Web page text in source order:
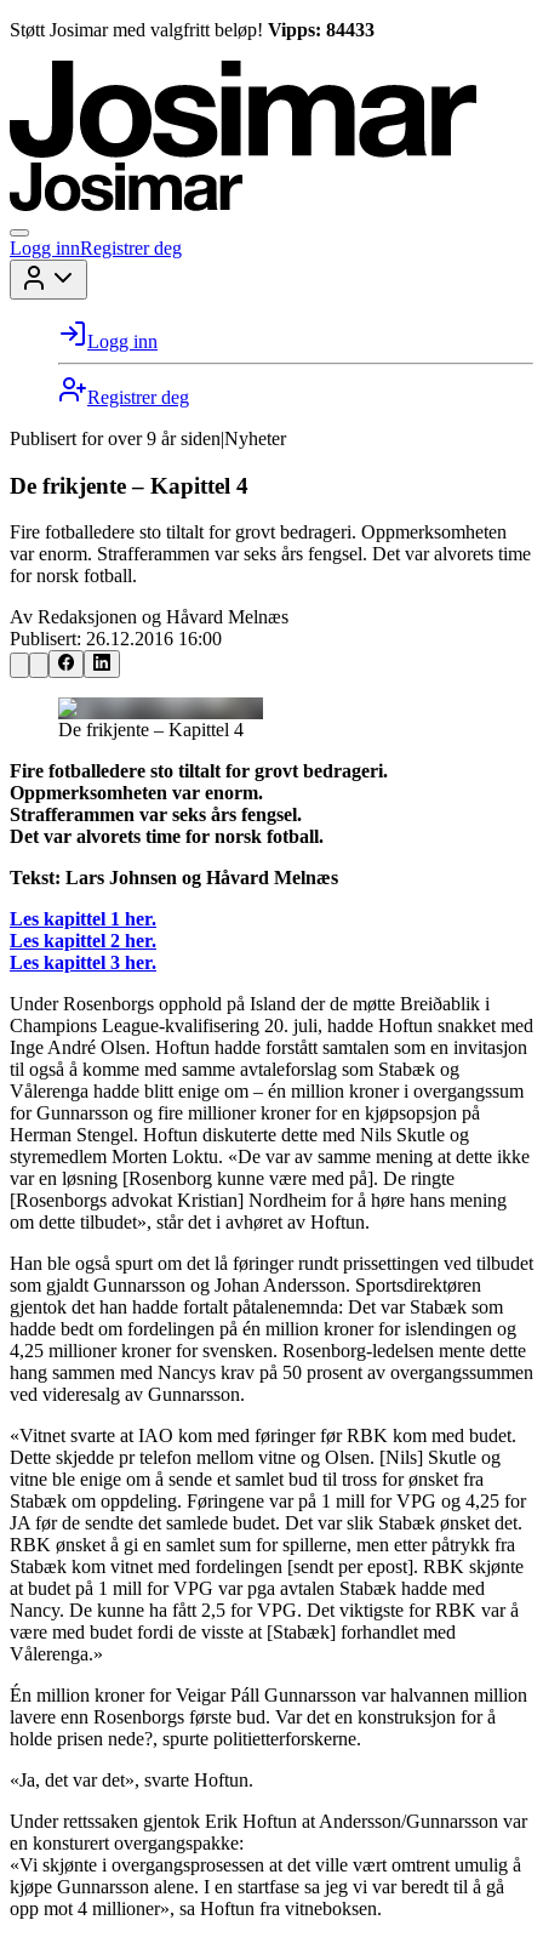
Støtt Josimar med valgfritt beløp! Vipps: 84433
Logg innRegistrer deg
Logg inn
Registrer deg
Publisert for over 9 år siden|Nyheter
De frikjente – Kapittel 4
Fire fotballedere sto tiltalt for grovt bedrageri. Oppmerksomheten
var enorm. Strafferammen var seks års fengsel. Det var alvorets time
for norsk fotball.
Av Redaksjonen og Håvard Melnæs
Publisert: 26.12.2016 16:00
De frikjente – Kapittel 4
Fire fotballedere sto tiltalt for grovt bedrageri.
Oppmerksomheten var enorm.
Strafferammen var seks års fengsel.
Det var alvorets time for norsk fotball.
Tekst: Lars Johnsen og Håvard Melnæs
Les kapittel 1 her.
Les kapittel 2 her.
Les kapittel 3 her.
Under Rosenborgs opphold på Island der de møtte Breiðablik i
Champions League-kvalifisering 20. juli, hadde Hoftun snakket med
Inge André Olsen. Hoftun hadde forstått samtalen som en invitasjon
til også å komme med samme avtaleforslag som Stabæk og
Vålerenga hadde blitt enige om – én million kroner i overgangssum
for Gunnarsson og fire millioner kroner for en kjøpsopsjon på
Herman Stengel. Hoftun diskuterte dette med Nils Skutle og
styremedlem Morten Loktu. «De var av samme mening at dette ikke
var en løsning [Rosenborg kunne være med på]. De ringte
[Rosenborgs advokat Kristian] Nordheim for å høre hans mening
om dette tilbudet», står det i avhøret av Hoftun.
Han ble også spurt om det lå føringer rundt prissettingen ved tilbudet
som gjaldt Gunnarsson og Johan Andersson. Sportsdirektøren
gjentok det han hadde fortalt påtalenemnda: Det var Stabæk som
hadde bedt om fordelingen på én million kroner for islendingen og
4,25 millioner kroner for svensken. Rosenborg-ledelsen mente dette
hang sammen med Nancys krav på 50 prosent av overgangssummen
ved videresalg av Gunnarsson.
«Vitnet svarte at IAO kom med føringer før RBK kom med budet.
Dette skjedde pr telefon mellom vitne og Olsen. [Nils] Skutle og
vitne ble enige om å sende et samlet bud til tross for ønsket fra
Stabæk om oppdeling. Føringene var på 1 mill for VPG og 4,25 for
JA før de sendte det samlede budet. Det var slik Stabæk ønsket det.
RBK ønsket å gi en samlet sum for spillerne, men etter påtrykk fra
Stabæk kom vitnet med fordelingen [sendt per epost]. RBK skjønte
at budet på 1 mill for VPG var pga avtalen Stabæk hadde med
Nancy. De kunne ha fått 2,5 for VPG. Det viktigste for RBK var å
være med budet fordi de visste at [Stabæk] forhandlet med
Vålerenga.»
Én million kroner for Veigar Páll Gunnarsson var halvannen million
lavere enn Rosenborgs første bud. Var det en konstruksjon for å
holde prisen nede?, spurte politietterforskerne.
«Ja, det var det», svarte Hoftun.
Under rettssaken gjentok Erik Hoftun at Andersson/Gunnarsson var
en konsturert overgangspakke:
«Vi skjønte i overgangsprosessen at det ville vært omtrent umulig å
kjøpe Gunnarsson alene. I en startfase sa jeg vi var beredt til å gå
opp mot 4 millioner», sa Hoftun fra vitneboksen.